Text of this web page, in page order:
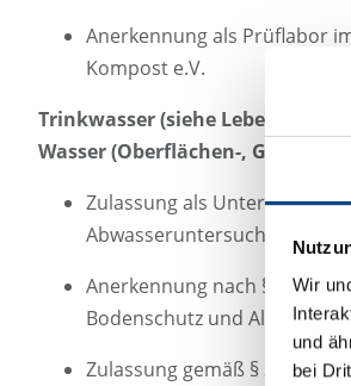
Wir
und
bei
Anerkennung als Prüflabor
Kompost e.V.
Trinkwasser (siehe Lebensmittel)
Wasser (Oberflächen-, Grund-
Zulassung als
Anerkennung nach §18
Bodenschutz und Altlasten
Zulassung gemäß § 25